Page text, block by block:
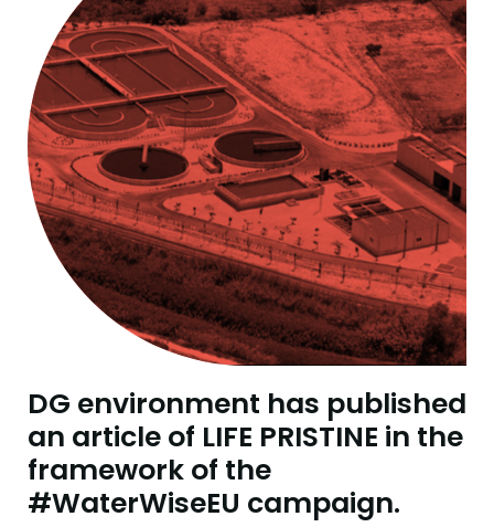
DG environment has published
an article of LIFE PRISTINE in the
framework of the
#WaterWiseEU campaign.